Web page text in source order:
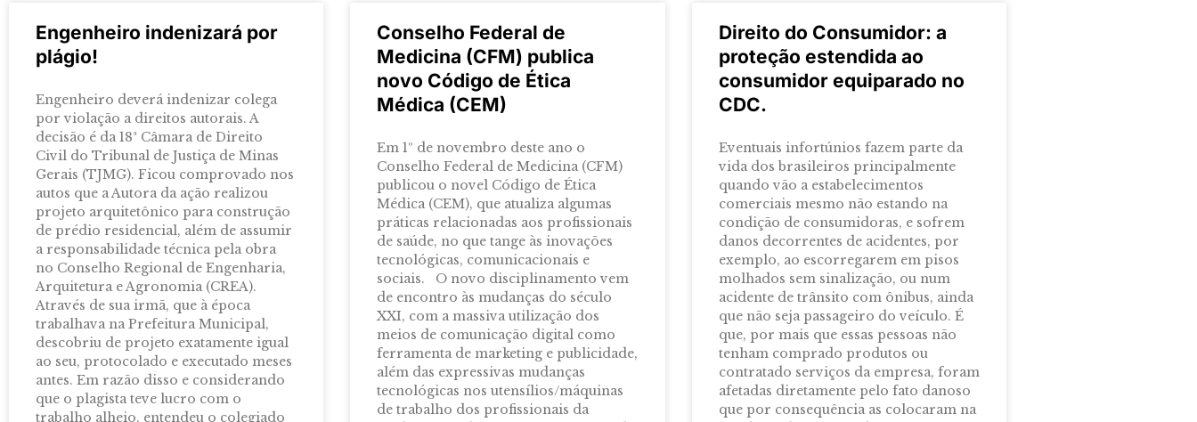
Engenheiro indenizará por
plágio!
Engenheiro deverá indenizar colega
por violação a direitos autorais. A
decisão é da 18ª Câmara de Direito
Civil do Tribunal de Justiça de Minas
Gerais (TJMG). Ficou comprovado nos
autos que a Autora da ação realizou
projeto arquitetônico para construção
de prédio residencial, além de assumir
a responsabilidade técnica pela obra
no Conselho Regional de Engenharia,
Arquitetura e Agronomia (CREA).
Através de sua irmã, que à época
trabalhava na Prefeitura Municipal,
descobriu de projeto exatamente igual
ao seu, protocolado e executado meses
antes. Em razão disso e considerando
que o plagista teve lucro com o
trabalho alheio, entendeu o colegiado
Conselho Federal de
Medicina (CFM) publica
novo Código de Ética
Médica (CEM)
Em 1º de novembro deste ano o
Conselho Federal de Medicina (CFM)
publicou o novel Código de Ética
Médica (CEM), que atualiza algumas
práticas relacionadas aos profissionais
de saúde, no que tange às inovações
tecnológicas, comunicacionais e
sociais. O novo disciplinamento vem
de encontro às mudanças do século
XXI, com a massiva utilização dos
meios de comunicação digital como
ferramenta de marketing e publicidade,
além das expressivas mudanças
tecnológicas nos utensílios/máquinas
de trabalho dos profissionais da
Direito do Consumidor: a
proteção estendida ao
consumidor equiparado no
CDC.
Eventuais infortúnios fazem parte da
vida dos brasileiros principalmente
quando vão a estabelecimentos
comerciais mesmo não estando na
condição de consumidoras, e sofrem
danos decorrentes de acidentes, por
exemplo, ao escorregarem em pisos
molhados sem sinalização, ou num
acidente de trânsito com ônibus, ainda
que não seja passageiro do veículo. É
que, por mais que essas pessoas não
tenham comprado produtos ou
contratado serviços da empresa, foram
afetadas diretamente pelo fato danoso
que por consequência as colocaram na